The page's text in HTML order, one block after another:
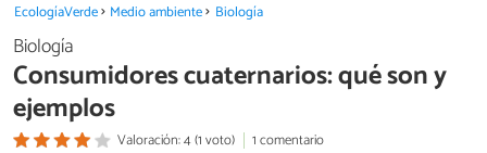
EcologíaVerde Medio ambiente Biología
Biología
Consumidores cuaternarios: qué son y
ejemplos
Valoración: 4 (1 voto)
1 comentario